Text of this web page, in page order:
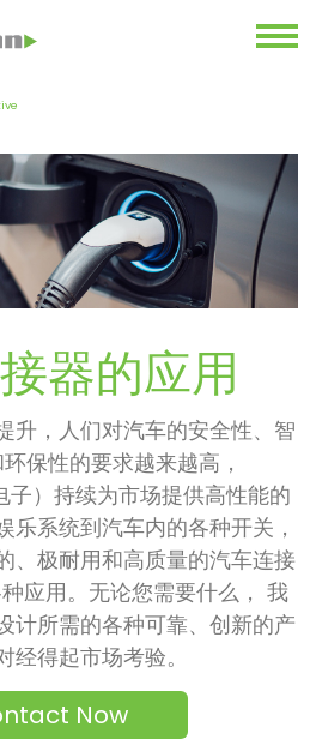
器的应用
升，人们对汽车的安全性、智
保性的要求越来越高，
）持续为市场提供高性能的
乐系统到汽车内的各种开关，
、极耐用和高质量的汽车连接
应用。无论您需要什么， 我
计所需的各种可靠、创新的产
经得起市场考验。
Now